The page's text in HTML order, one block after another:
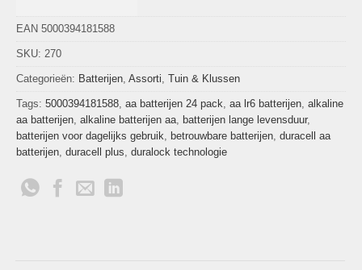
EAN 5000394181588
SKU: 270
Categorieën: Batterijen, Assorti, Tuin & Klussen
Tags: 5000394181588, aa batterijen 24 pack, aa lr6 batterijen, alkaline
aa batterijen, alkaline batterijen aa, batterijen lange levensduur,
batterijen voor dagelijks gebruik, betrouwbare batterijen, duracell aa
batterijen, duracell plus, duralock technologie